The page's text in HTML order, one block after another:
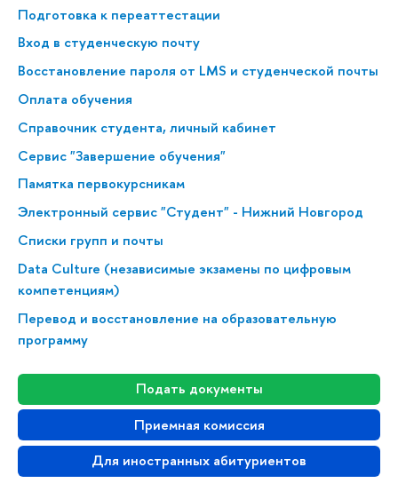
Подготовка к переаттестации
Вход в студенческую почту
Восстановление пароля от LMS и студенческой почты
Оплата обучения
Справочник студента, личный кабинет
Сервис "Завершение обучения"
Памятка первокурсникам
Электронный сервис "Студент" - Нижний Новгород
Списки групп и почты
Data Culture (независимые экзамены по цифровым
компетенциям)
Перевод и восстановление на образовательную
программу
Подать документы
Приемная комиссия
Для иностранных абитуриентов